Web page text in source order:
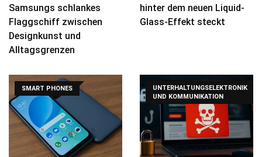
Samsungs schlankes
Flaggschiff zwischen
Designkunst und
Alltagsgrenzen
hinter dem neuen Liquid-
Glass-Effekt steckt
SMART PHONES
UNTERHALTUNGSELEKTRONIK
UND KOMMUNIKATION